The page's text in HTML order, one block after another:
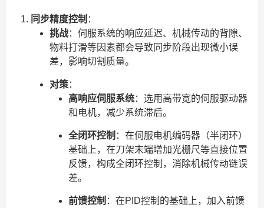
同步精度控制 ：
挑战：伺服系统的响应延迟、机械传动的背隙、
物料打滑等因素都会导致同步阶段出现微小误
差，影响切割质量。
对策：
高响应伺服系统：选用高带宽的伺服驱动器
和电机，减少系统滞后。
全闭环控制 ：在伺服电机编码器（半闭环）
基础上，在刀架末端增加光栅尺等直接位置
反馈，构成全闭环控制，消除机械传动链误
差。
前馈控制 ：在PID控制的基础上，加入前馈